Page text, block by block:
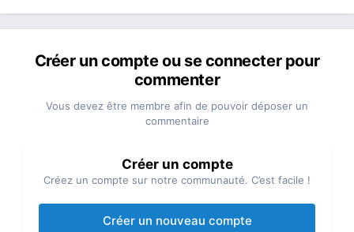
Créer un compte ou se connecter pour
commenter
Vous devez être membre afin de pouvoir déposer un
commentaire
Créer un compte
Créez un compte sur notre communauté. C’est facile !
Créer un nouveau compte